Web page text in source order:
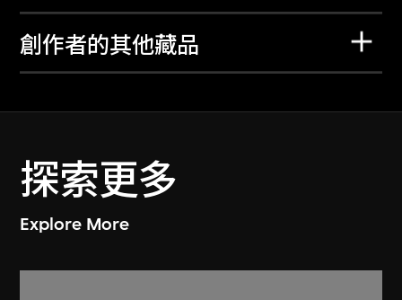
創作者的其他藏品
探索更多
Explore More